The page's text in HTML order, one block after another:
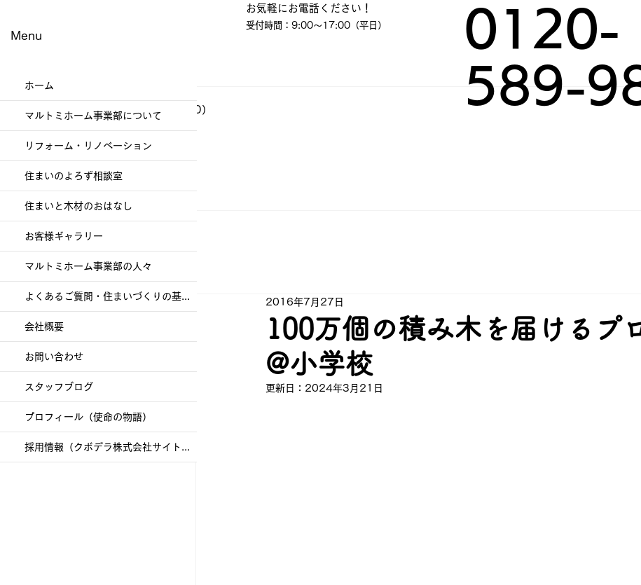
Menu
​お気軽にお電話ください！
受付時間：9:00～17:00（平日）
0120-
589-
イベント・教室・見学会
（60）
その他
（1）
1件の記事
社員日記 （86）
お知らせ （4）
100万個の積み木を届けるプ
@小学校
2016年7月27日
更新日： 2024年3月21日
ホーム
マルトミホーム事業部について
リフォーム・リノベーション
住まいのよろず相談室
住まいと木材のおはなし
お客様ギャラリー
マルトミホーム事業部の人々
よくあるご質問・住まいづくりの基礎知識
会社概要
お問い合わせ
スタッフブログ
プロフィール（使命の物語）
採用情報（クボデラ株式会社サイトへ）